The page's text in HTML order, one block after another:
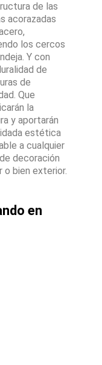
de las
acorazadas
los cercos
Y con
de
de
Que
la
y aportarán
estética
a cualquier
decoración
o bien exterior.
en